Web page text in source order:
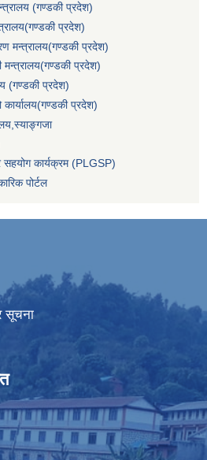
(गण्डकी प्रदेश)
प्रदेश)
मन्त्रालय(गण्डकी प्रदेश)
मन्त्रालय(गण्डकी प्रदेश)
(गण्डकी प्रदेश)
कार्यालय(गण्डकी प्रदेश)
सहयोग कार्यक्रम (PLGSP)
पोर्टल
सूचना